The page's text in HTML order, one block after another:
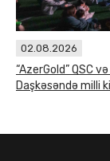
02.08.2026
“AzerGold” QSC
Daşkəsəndə milli